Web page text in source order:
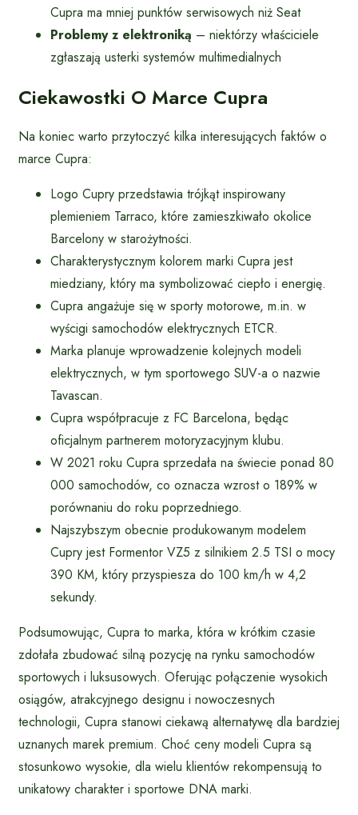
Cupra ma mniej punktów serwisowych niż Seat
Problemy z elektroniką – niektórzy właściciele
zgłaszają usterki systemów multimedialnych
Ciekawostki O Marce Cupra
Na koniec warto przytoczyć kilka interesujących faktów o
marce Cupra:
Logo Cupry przedstawia trójkąt inspirowany
plemieniem Tarraco, które zamieszkiwało okolice
Barcelony w starożytności.
Charakterystycznym kolorem marki Cupra jest
miedziany, który ma symbolizować ciepło i energię.
Cupra angażuje się w sporty motorowe, m.in. w
wyścigi samochodów elektrycznych ETCR.
Marka planuje wprowadzenie kolejnych modeli
elektrycznych, w tym sportowego SUV-a o nazwie
Tavascan.
Cupra współpracuje z FC Barcelona, będąc
oficjalnym partnerem motoryzacyjnym klubu.
W 2021 roku Cupra sprzedała na świecie ponad 80
000 samochodów, co oznacza wzrost o 189% w
porównaniu do roku poprzedniego.
Najszybszym obecnie produkowanym modelem
Cupry jest Formentor VZ5 z silnikiem 2.5 TSI o mocy
390 KM, który przyspiesza do 100 km/h w 4,2
sekundy.
Podsumowując, Cupra to marka, która w krótkim czasie
zdołała zbudować silną pozycję na rynku samochodów
sportowych i luksusowych. Oferując połączenie wysokich
osiągów, atrakcyjnego designu i nowoczesnych
technologii, Cupra stanowi ciekawą alternatywę dla bardziej
uznanych marek premium. Choć ceny modeli Cupra są
stosunkowo wysokie, dla wielu klientów rekompensują to
unikatowy charakter i sportowe DNA marki.